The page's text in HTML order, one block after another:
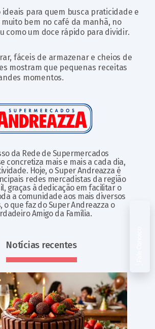
ideais para quem busca praticidade e
muito bem no café da manhã, no
como um doce rápido para dividir.
fáceis de armazenar e cheios de
mostram que pequenas receitas
momentos.
da Rede de Supermercados
concretiza mais e mais a cada dia,
Hoje, o Super Andreazza é
redes mercadistas da região
graças à dedicação em facilitar o
a comunidade aos mais diversos
o que faz do Super Andreazza o
Amigo da Família.
Notícias recentes